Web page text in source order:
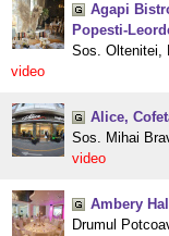
Agapi
Popesti-
Sos. Oltenitei,
video
Alice,
Sos. Mihai
video
Ambery
Drumul